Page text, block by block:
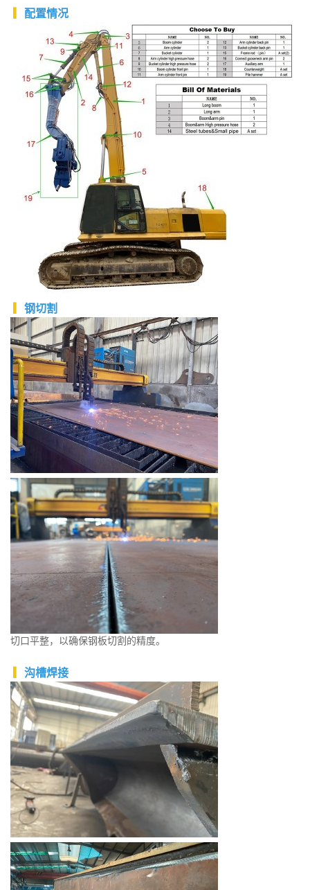
配置情况
钢切割
切口平整，以确保钢板切割的精度。
沟槽焊接